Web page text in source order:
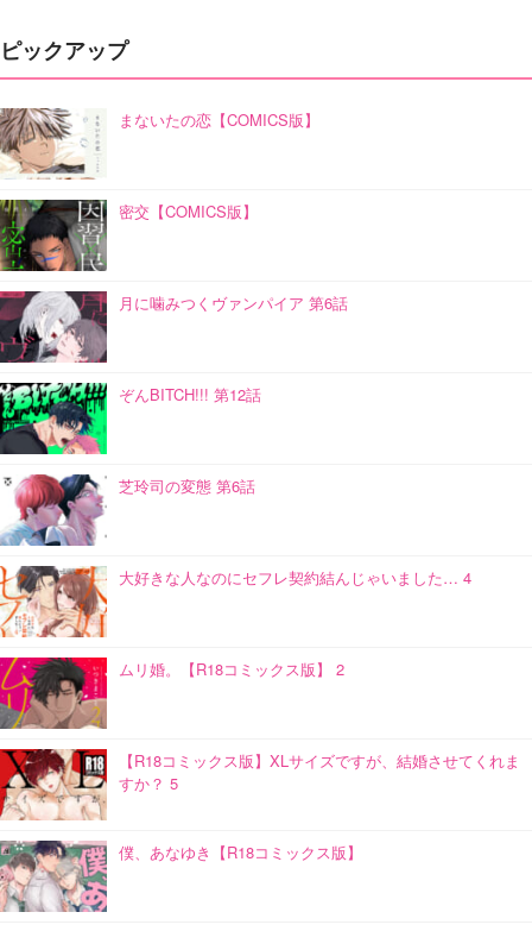
ピックアップ
まないたの恋【COMICS版】
密交【COMICS版】
月に噛みつくヴァンパイア 第6話
ぞんBITCH!!! 第12話
芝玲司の変態 第6話
大好きな人なのにセフレ契約結んじゃいました… 4
ムリ婚。【R18コミックス版】 2
【R18コミックス版】XLサイズですが、結婚させてくれま
すか？ 5
僕、あなゆき【R18コミックス版】